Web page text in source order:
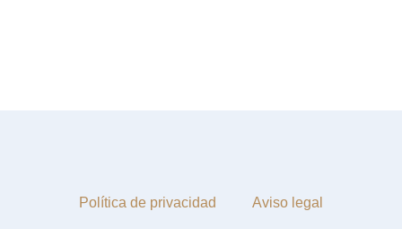
Política de privacidad Aviso legal